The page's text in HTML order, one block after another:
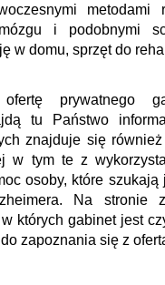
metodami
i podobnymi
w domu, sprzęt do
prywatnego
tu Państwo
znajduje się
w tym te z
osoby, które
Na stronie
których gabinet jest
zapoznania się z